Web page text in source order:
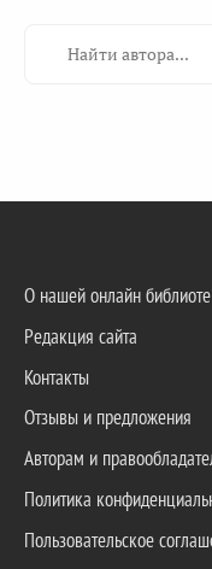
О нашей онлайн
Редакция сайта
Контакты
Отзывы и предложения
Авторам и
Политика
Пользовательское